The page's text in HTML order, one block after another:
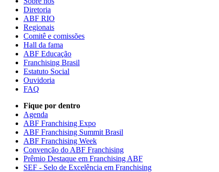
Diretoria
ABF RIO
Regionais
Comitê e comissões
Hall da fama
ABF Educação
Franchising Brasil
Estatuto Social
Ouvidoria
FAQ
Fique por dentro
Agenda
ABF Franchising Expo
ABF Franchising Summit Brasil
ABF Franchising Week
Convenção do ABF Franchising
Prêmio Destaque em Franchising ABF
SEF - Selo de Excelência em Franchising